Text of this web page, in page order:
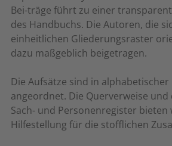
Bei-träge führt zu einer
des Handbuchs. Die Autoren, die
einheitlichen Gliederungsraster
dazu maßgeblich beigetragen.
Die Aufsätze sind in alphabetischer
angeordnet. Die Querverweise
Sach- und Personenregister
Hilfestellung für die stofflichen